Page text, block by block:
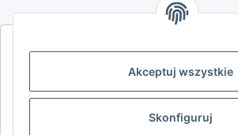
Akceptuj wszystkie
Skonfiguruj
AFATEK INTERNATIONAL – WYBIERZ
DE AT CH (DE)
BE (NL) BE